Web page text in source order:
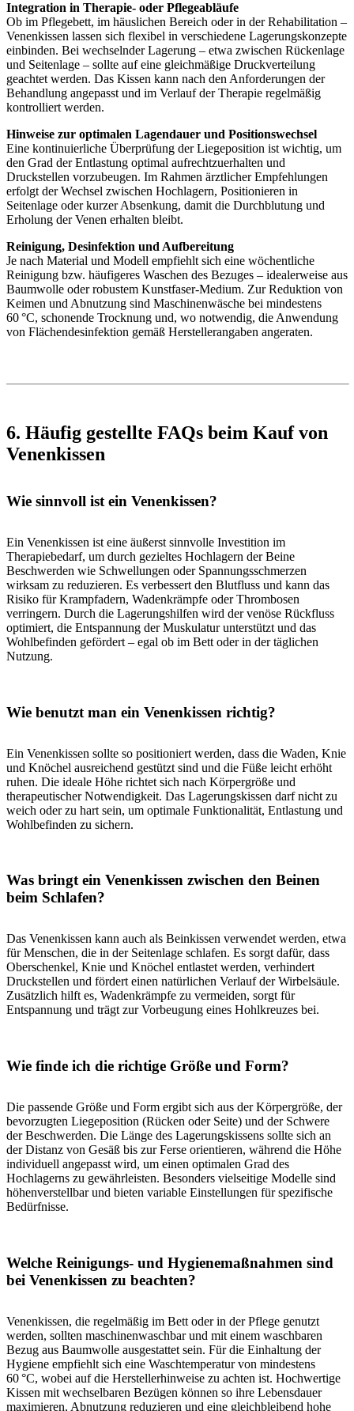
Integration in Therapie- oder Pflegeabläufe
Ob im Pflegebett, im häuslichen Bereich oder in der Rehabilitation –
Venenkissen lassen sich flexibel in verschiedene Lagerungskonzepte
einbinden. Bei wechselnder Lagerung – etwa zwischen Rückenlage
und Seitenlage – sollte auf eine gleichmäßige Druckverteilung
geachtet werden. Das Kissen kann nach den Anforderungen der
Behandlung angepasst und im Verlauf der Therapie regelmäßig
kontrolliert werden.
Hinweise zur optimalen Lagendauer und Positionswechsel
Eine kontinuierliche Überprüfung der Liegeposition ist wichtig, um
den Grad der Entlastung optimal aufrechtzuerhalten und
Druckstellen vorzubeugen. Im Rahmen ärztlicher Empfehlungen
erfolgt der Wechsel zwischen Hochlagern, Positionieren in
Seitenlage oder kurzer Absenkung, damit die Durchblutung und
Erholung der Venen erhalten bleibt.
Reinigung, Desinfektion und Aufbereitung
Je nach Material und Modell empfiehlt sich eine wöchentliche
Reinigung bzw. häufigeres Waschen des Bezuges – idealerweise aus
Baumwolle oder robustem Kunstfaser-Medium. Zur Reduktion von
Keimen und Abnutzung sind Maschinenwäsche bei mindestens
60 °C, schonende Trocknung und, wo notwendig, die Anwendung
von Flächendesinfektion gemäß Herstellerangaben angeraten.
6. Häufig gestellte FAQs beim Kauf von
Venenkissen
Wie sinnvoll ist ein Venenkissen?
Ein Venenkissen ist eine äußerst sinnvolle Investition im
Therapiebedarf, um durch gezieltes Hochlagern der Beine
Beschwerden wie Schwellungen oder Spannungsschmerzen
wirksam zu reduzieren. Es verbessert den Blutfluss und kann das
Risiko für Krampfadern, Wadenkrämpfe oder Thrombosen
verringern. Durch die Lagerungshilfen wird der venöse Rückfluss
optimiert, die Entspannung der Muskulatur unterstützt und das
Wohlbefinden gefördert – egal ob im Bett oder in der täglichen
Nutzung.
Wie benutzt man ein Venenkissen richtig?
Ein Venenkissen sollte so positioniert werden, dass die Waden, Knie
und Knöchel ausreichend gestützt sind und die Füße leicht erhöht
ruhen. Die ideale Höhe richtet sich nach Körpergröße und
therapeutischer Notwendigkeit. Das Lagerungskissen darf nicht zu
weich oder zu hart sein, um optimale Funktionalität, Entlastung und
Wohlbefinden zu sichern.
Was bringt ein Venenkissen zwischen den Beinen
beim Schlafen?
Das Venenkissen kann auch als Beinkissen verwendet werden, etwa
für Menschen, die in der Seitenlage schlafen. Es sorgt dafür, dass
Oberschenkel, Knie und Knöchel entlastet werden, verhindert
Druckstellen und fördert einen natürlichen Verlauf der Wirbelsäule.
Zusätzlich hilft es, Wadenkrämpfe zu vermeiden, sorgt für
Entspannung und trägt zur Vorbeugung eines Hohlkreuzes bei.
Wie finde ich die richtige Größe und Form?
Die passende Größe und Form ergibt sich aus der Körpergröße, der
bevorzugten Liegeposition (Rücken oder Seite) und der Schwere
der Beschwerden. Die Länge des Lagerungskissens sollte sich an
der Distanz von Gesäß bis zur Ferse orientieren, während die Höhe
individuell angepasst wird, um einen optimalen Grad des
Hochlagerns zu gewährleisten. Besonders vielseitige Modelle sind
höhenverstellbar und bieten variable Einstellungen für spezifische
Bedürfnisse.
Welche Reinigungs- und Hygienemaßnahmen sind
bei Venenkissen zu beachten?
Venenkissen, die regelmäßig im Bett oder in der Pflege genutzt
werden, sollten maschinenwaschbar und mit einem waschbaren
Bezug aus Baumwolle ausgestattet sein. Für die Einhaltung der
Hygiene empfiehlt sich eine Waschtemperatur von mindestens
60 °C, wobei auf die Herstellerhinweise zu achten ist. Hochwertige
Kissen mit wechselbaren Bezügen können so ihre Lebensdauer
maximieren, Abnutzung reduzieren und eine gleichbleibend hohe